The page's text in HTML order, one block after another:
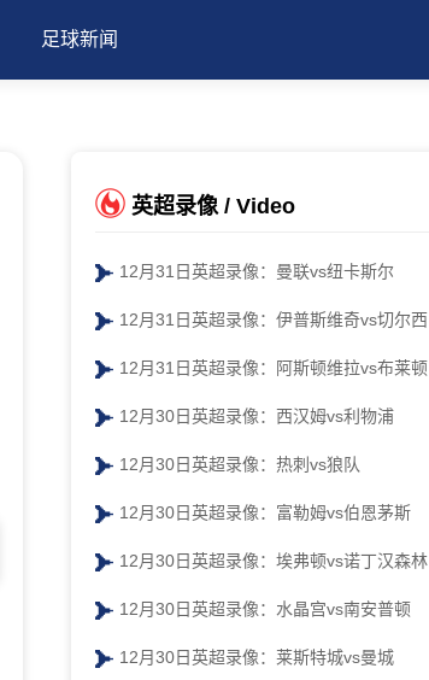
足球新闻
英超录像 / Video
12月31日英超录像：曼联vs纽卡斯尔
12月31日英超录像：伊普斯维奇vs切尔西
12月31日英超录像：阿斯顿维拉vs布莱顿
12月30日英超录像：西汉姆vs利物浦
12月30日英超录像：热刺vs狼队
12月30日英超录像：富勒姆vs伯恩茅斯
12月30日英超录像：埃弗顿vs诺丁汉森林
12月30日英超录像：水晶宫vs南安普顿
12月30日英超录像：莱斯特城vs曼城